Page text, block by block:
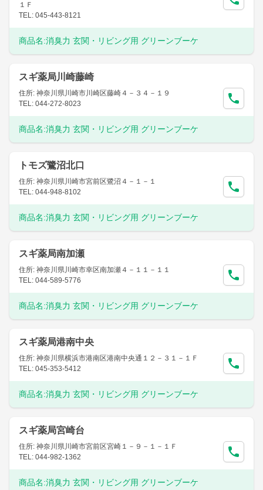
１Ｆ
TEL: 045-443-8121
商品名:消臭力 玄関・リビング用 グリーンブーケ
スギ薬局川崎藤崎
住所: 神奈川県川崎市川崎区藤崎４－３４－１９
TEL: 044-272-8023
商品名:消臭力 玄関・リビング用 グリーンブーケ
トモズ鷺沼北口
住所: 神奈川県川崎市宮前区鷺沼４－１－１
TEL: 044-948-8102
商品名:消臭力 玄関・リビング用 グリーンブーケ
スギ薬局南加瀬
住所: 神奈川県川崎市幸区南加瀬４－１１－１１
TEL: 044-589-5776
商品名:消臭力 玄関・リビング用 グリーンブーケ
スギ薬局港南中央
住所: 神奈川県横浜市港南区港南中央通１２－３１－１Ｆ
TEL: 045-353-5412
商品名:消臭力 玄関・リビング用 グリーンブーケ
スギ薬局宮崎台
住所: 神奈川県川崎市宮前区宮崎１－９－１－１Ｆ
TEL: 044-982-1362
商品名:消臭力 玄関・リビング用 グリーンブーケ